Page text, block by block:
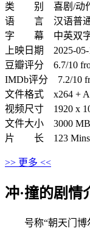
类 别 喜剧/动
语 言 汉语普
字 幕 中英双
上映日期 2025-
豆瓣评分 6.7/10
IMDb评分 7.2/10
文件格式 x264 +
视频尺寸 1920 x
文件大小 3000 MB
片 长 123 Mins
>> 更多 <<
冲·撞的剧情
号称“朝天门博尔